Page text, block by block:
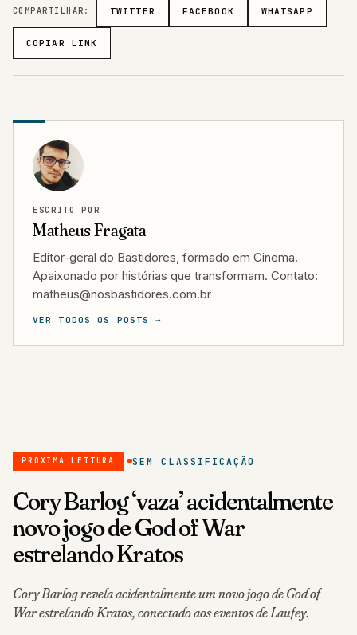
COMPARTILHAR: TWITTER FACEBOOK WHATSAPP
COPIAR LINK
ESCRITO POR
Matheus Fragata
Editor-geral do Bastidores, formado em Cinema.
Apaixonado por histórias que transformam. Contato:
matheus@nosbastidores.com.br
VER TODOS OS POSTS →
PRÓXIMA LEITURA SEM CLASSIFICAÇÃO
Cory Barlog ‘vaza’ acidentalmente
novo jogo de God of War
estrelando Kratos
Cory Barlog revela acidentalmente um novo jogo de God of
War estrelando Kratos, conectado aos eventos de Laufey.